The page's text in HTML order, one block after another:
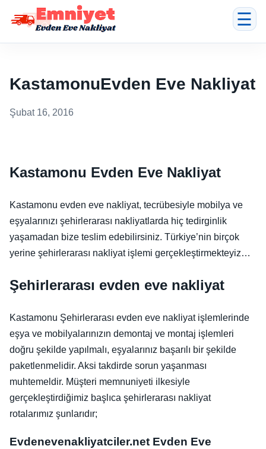
☰
KastamonuEvden Eve Nakliyat
Şubat 16, 2016
Kastamonu Evden Eve Nakliyat
Kastamonu evden eve nakliyat, tecrübesiyle mobilya ve
eşyalarınızı şehirlerarası nakliyatlarda hiç tedirginlik
yaşamadan bize teslim edebilirsiniz. Türkiye’nin birçok
yerine şehirlerarası nakliyat işlemi gerçekleştirmekteyiz…
Şehirlerarası evden eve nakliyat
Kastamonu Şehirlerarası evden eve nakliyat işlemlerinde
eşya ve mobilyalarınızın demontaj ve montaj işlemleri
doğru şekilde yapılmalı, eşyalarınız başarılı bir şekilde
paketlenmelidir. Aksi takdirde sorun yaşanması
muhtemeldir. Müşteri memnuniyeti ilkesiyle
gerçekleştirdiğimiz başlıca şehirlerarası nakliyat
rotalarımız şunlarıdır;
Evdenevenakliyatciler.net Evden Eve